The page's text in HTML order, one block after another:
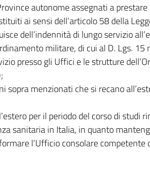
autonome assegnati a
ai sensi dell’articolo 58 della
dell’indennità di lungo servizio
militare, di cui al D. Lgs.
presso gli Uffici e le strutture
sopra menzionati che si recano
per il periodo del corso di studi
sanitaria in Italia, in quanto
l’Ufficio consolare competente